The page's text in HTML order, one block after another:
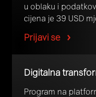
u oblaku i
cijena je 39 USD
Prijavi se
Digitalna
Program na